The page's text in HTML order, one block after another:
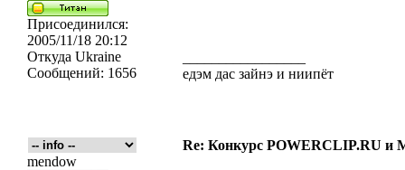
Присоединился:
2005/11/18 20:12
Откуда Ukraine
Сообщений: 1656
едэм дас зайнэ и ниипёт
Re: Конкурс POWERCLIP.RU и
mendow